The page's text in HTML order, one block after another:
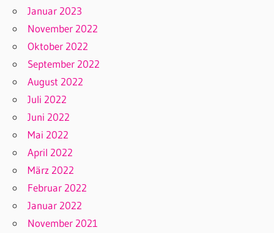
Januar 2023
November 2022
Oktober 2022
September 2022
August 2022
Juli 2022
Juni 2022
Mai 2022
April 2022
März 2022
Februar 2022
Januar 2022
November 2021